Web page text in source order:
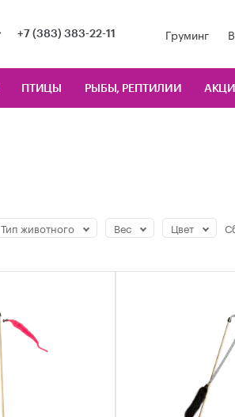
+7 (383) 383-22-11 Груминг
ПТИЦЫ РЫБЫ, РЕПТИЛИИ
Тип животного Вес Цвет